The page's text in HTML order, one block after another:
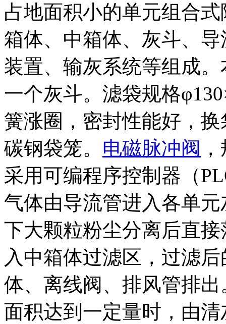
占地面积小的单元组合
箱体、中箱体、灰斗、
装置、输灰系统等组成
一个灰斗。滤袋规格
簧涨圈，密封性能好，
碳钢袋笼。 电磁脉冲阀
采用可编程序控制器（
气体由导流管进入各单
下大颗粒粉尘分离后直
入中箱体过滤区，过滤
体、离线阀、排风管排
面积达到一定量时，由